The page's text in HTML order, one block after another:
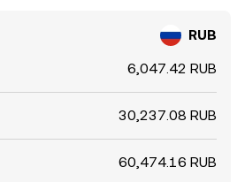
RUB
6,047.42 RUB
30,237.08 RUB
60,474.16 RUB